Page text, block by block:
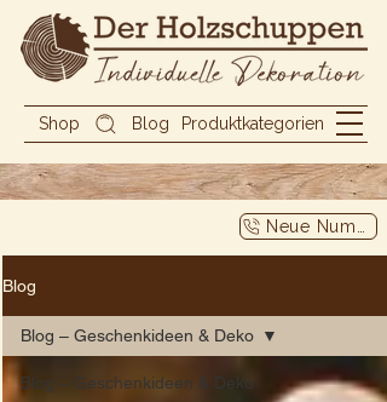
Produktkategorien
Shop Blog
Blog
Blog – Geschenkideen & Deko
Blog – Geschenkideen & Deko